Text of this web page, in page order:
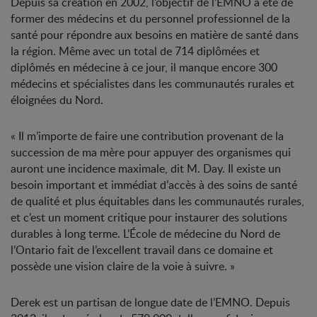
former des médecins et du personnel professionnel de la
santé pour répondre aux besoins en matière de santé dans
la région. Même avec un total de 714 diplômées et
diplômés en médecine à ce jour, il manque encore 300
médecins et spécialistes dans les communautés rurales et
éloignées du Nord.
« Il m’importe de faire une contribution provenant de la
succession de ma mère pour appuyer des organismes qui
auront une incidence maximale, dit M. Day. Il existe un
besoin important et immédiat d’accès à des soins de santé
de qualité et plus équitables dans les communautés rurales,
et c’est un moment critique pour instaurer des solutions
durables à long terme. L’École de médecine du Nord de
l’Ontario fait de l’excellent travail dans ce domaine et
possède une vision claire de la voie à suivre. »
Derek est un partisan de longue date de l’EMNO. Depuis